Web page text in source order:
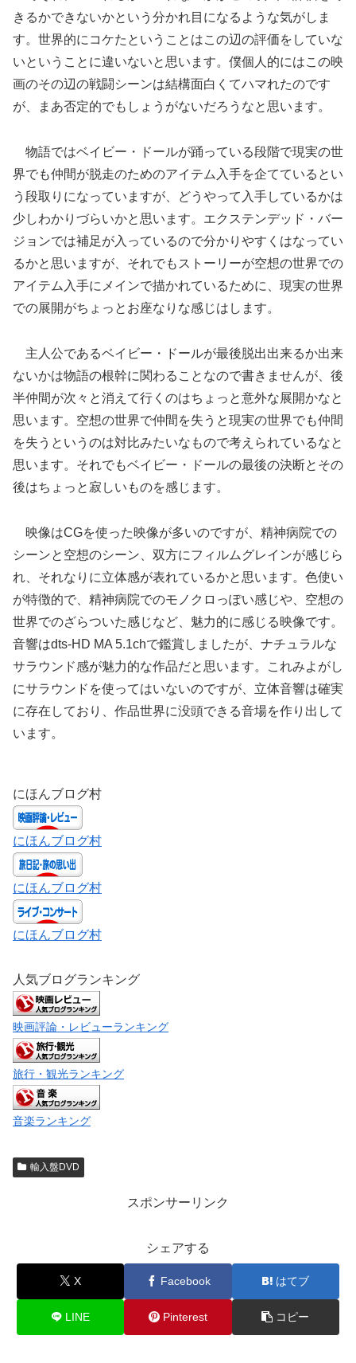
きるかできないかという分かれ目になるような気がしま
す。世界的にコケたということはこの辺の評価をしていな
いということに違いないと思います。僕個人的にはこの映
画のその辺の戦闘シーンは結構面白くてハマれたのです
が、まあ否定的でもしょうがないだろうなと思います。
物語ではベイビー・ドールが踊っている段階で現実の世
界でも仲間が脱走のためのアイテム入手を企てているとい
う段取りになっていますが、どうやって入手しているかは
少しわかりづらいかと思います。エクステンデッド・バー
ジョンでは補足が入っているので分かりやすくはなってい
るかと思いますが、それでもストーリーが空想の世界での
アイテム入手にメインで描かれているために、現実の世界
での展開がちょっとお座なりな感じはします。
主人公であるベイビー・ドールが最後脱出出来るか出来
ないかは物語の根幹に関わることなので書きませんが、後
半仲間が次々と消えて行くのはちょっと意外な展開かなと
思います。空想の世界で仲間を失うと現実の世界でも仲間
を失うというのは対比みたいなもので考えられているなと
思います。それでもベイビー・ドールの最後の決断とその
後はちょっと寂しいものを感じます。
映像はCGを使った映像が多いのですが、精神病院での
シーンと空想のシーン、双方にフィルムグレインが感じら
れ、それなりに立体感が表れているかと思います。色使い
が特徴的で、精神病院でのモノクロっぽい感じや、空想の
世界でのざらついた感じなど、魅力的に感じる映像です。
音響はdts-HD MA 5.1chで鑑賞しましたが、ナチュラルな
サラウンド感が魅力的な作品だと思います。これみよがし
にサラウンドを使ってはいないのですが、立体音響は確実
に存在しており、作品世界に没頭できる音場を作り出して
います。
にほんブログ村
にほんブログ村
にほんブログ村
にほんブログ村
人気ブログランキング
映画評論・レビューランキング
旅行・観光ランキング
音楽ランキング
輸入盤DVD
スポンサーリンク
シェアする
X Facebook はてブ
LINE Pinterest コピー